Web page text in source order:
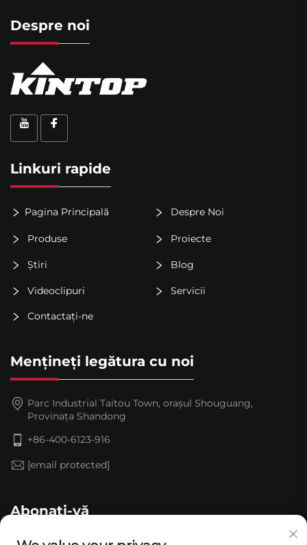
Despre noi
Linkuri rapide
Pagina Principală Despre Noi
Produse Proiecte
Știri Blog
Videoclipuri Servicii
Contactați-ne
Mențineți legătura cu noi
Parc Industrial Taitou Town, orașul Shouguang,
Provinața Shandong
+86-400-6123-916
[email protected]
Abonați-vă